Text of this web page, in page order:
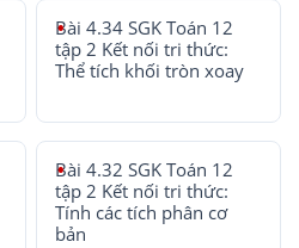
Bài 4.34 SGK Toán 12
tập 2 Kết nối tri thức:
Thể tích khối tròn xoay
Bài 4.32 SGK Toán 12
tập 2 Kết nối tri thức:
Tính các tích phân cơ
bản